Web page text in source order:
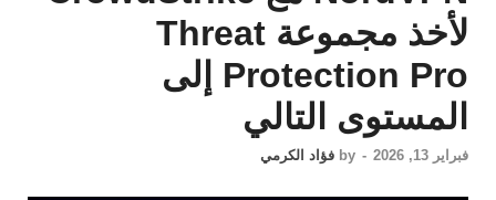
لأخذ مجموعة Threat
Protection Pro إلى
المستوى التالي
فبراير 13, 2026 -
by فؤاد الكرمي